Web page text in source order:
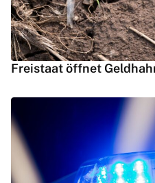
Freistaat öffnet